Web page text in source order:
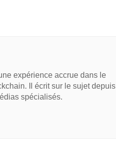
expérience accrue dans le
Il écrit sur le sujet depuis
spécialisés.